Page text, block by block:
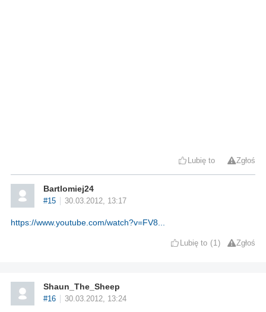
Lubię to Zgłoś
Bartlomiej24
#15 30.03.2012, 13:17
https://www.youtube.com/watch?v=FV8...
Lubię to 1 Zgłoś
Shaun_The_Sheep
#16 30.03.2012, 13:24